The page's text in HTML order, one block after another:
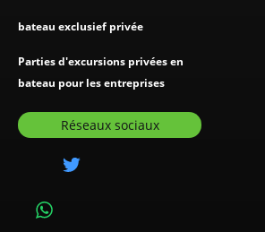
bateau exclusief privée
Parties d'excursions privées en
bateau pour les entreprises
Réseaux sociaux